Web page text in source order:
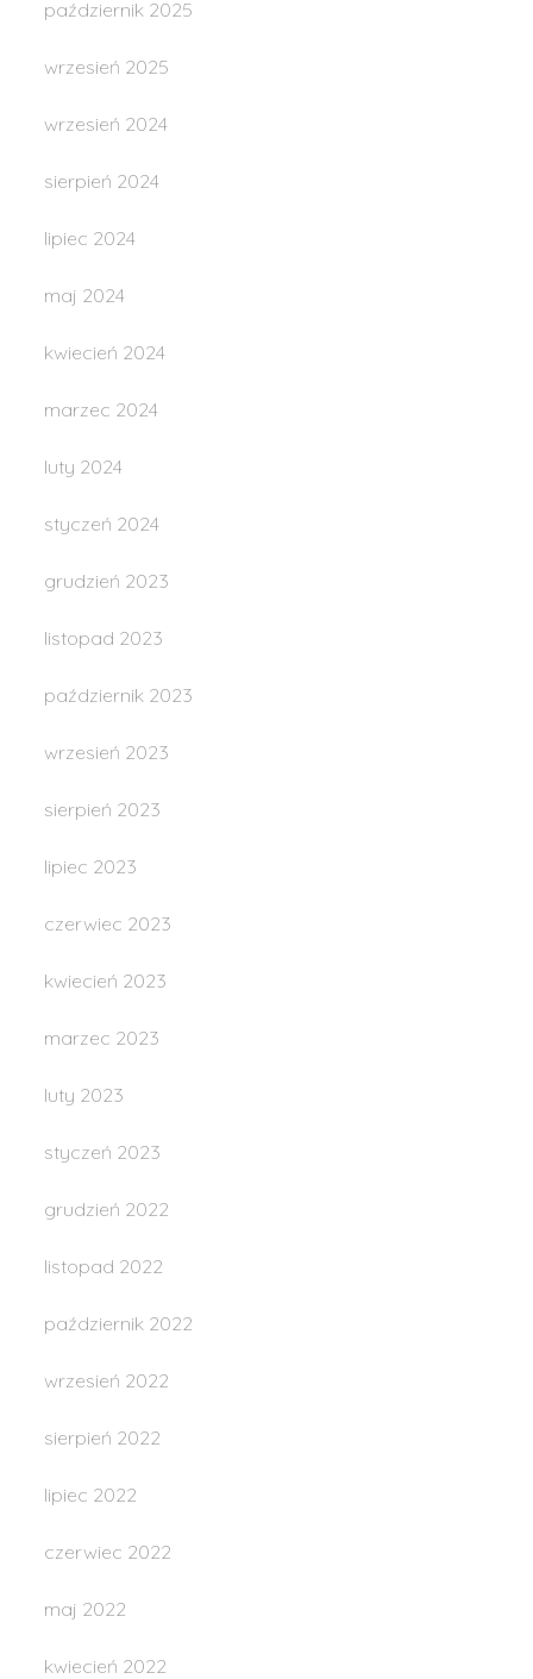
październik 2025
wrzesień 2025
wrzesień 2024
sierpień 2024
lipiec 2024
maj 2024
kwiecień 2024
marzec 2024
luty 2024
styczeń 2024
grudzień 2023
listopad 2023
październik 2023
wrzesień 2023
sierpień 2023
lipiec 2023
czerwiec 2023
kwiecień 2023
marzec 2023
luty 2023
styczeń 2023
grudzień 2022
listopad 2022
październik 2022
wrzesień 2022
sierpień 2022
lipiec 2022
czerwiec 2022
maj 2022
kwiecień 2022